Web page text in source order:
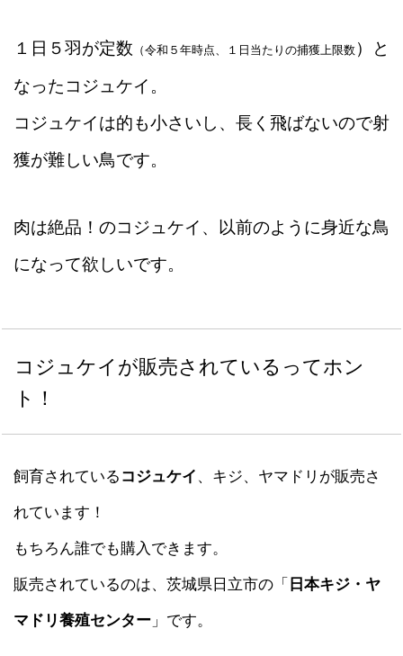
１日５羽が定数 （令和５年時点、１日当たりの捕獲上限数 ）と
なったコジュケイ。
コジュケイは的も小さいし、長く飛ばないので射
獲が難しい鳥です。
肉は絶品！のコジュケイ、以前のように身近な鳥
になって欲しいです。
コジュケイが販売されているってホン
ト！
飼育されている コジュケイ 、キジ、ヤマドリが販売さ
れています！
もちろん誰でも購入できます。
販売されているのは、茨城県日立市の「 日本キジ・ヤ
マドリ養殖センター 」です。